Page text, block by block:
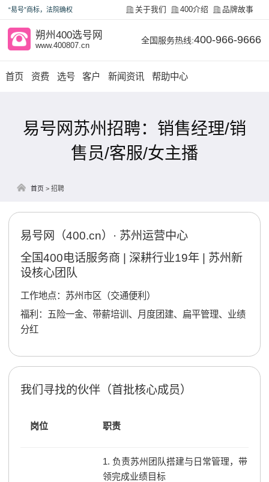
“易号”商标，法院确权 关于我们 400介绍 品牌故事
朔州400选号网
www.400807.cn
全国服务热线:400-966-9666
首页 资费 选号 客户 新闻资讯 帮助中心
易号网苏州招聘：销售经理/销
售员/客服/女主播
首页 >招聘
易号网（400.cn）· 苏州运营中心
全国400电话服务商 | 深耕行业19年 | 苏州新
设核心团队
工作地点：苏州市区（交通便利）
福利：五险一金、带薪培训、月度团建、扁平管理、业绩
分红
我们寻找的伙伴（首批核心成员）
岗位 职责
1. 负责苏州团队搭建与日常管理，带
领完成业绩目标